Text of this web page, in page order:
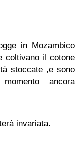
in Mozambico
coltivano il cotone
stoccate ,e sono
ancora
invariata.